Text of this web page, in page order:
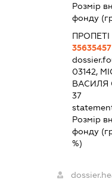
Розмір
фонду
ПРОПЕТІ
35635457
03142,
ВАСИЛЯ
37
Розмір
фонду
%)